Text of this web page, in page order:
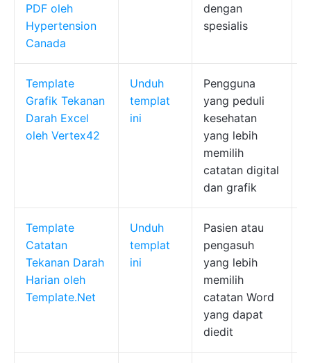
PDF oleh
Hypertension
Canada
dengan
spesialis
Template
Grafik Tekanan
Darah Excel
oleh Vertex42
Unduh
templat
ini
Pengguna
yang peduli
kesehatan
yang lebih
memilih
catatan digital
dan grafik
Template
Catatan
Tekanan Darah
Harian oleh
Template.Net
Unduh
templat
ini
Pasien atau
pengasuh
yang lebih
memilih
catatan Word
yang dapat
diedit